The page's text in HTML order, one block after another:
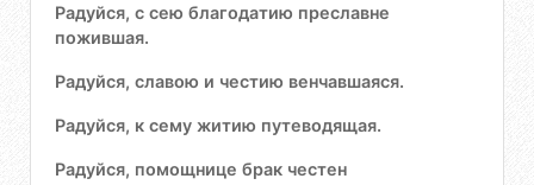
Радуйся, с сею благодатию преславне
пожившая.
Радуйся, славою и честию венчавшаяся.
Радуйся, к сему житию путеводящая.
Радуйся, помощнице брак честен